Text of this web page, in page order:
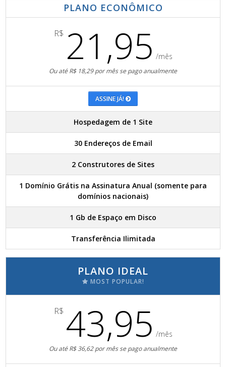
PLANO ECONÔMICO
R$ 21,95 /mês
Ou até R$ 18,29 por mês se pago anualmente
ASSINE JÁ!
Hospedagem de 1 Site
30 Endereços de Email
2 Construtores de Sites
1 Domínio Grátis na Assinatura Anual (somente para
domínios nacionais)
1 Gb de Espaço em Disco
Transferência Ilimitada
PLANO IDEAL
MOST POPULAR!
R$ 43,95 /mês
Ou até R$ 36,62 por mês se pago anualmente